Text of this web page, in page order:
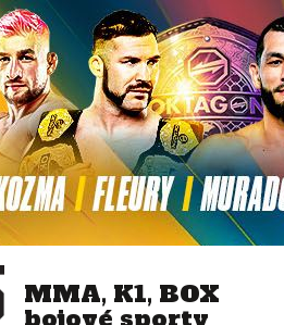
MMA, K1, BOX